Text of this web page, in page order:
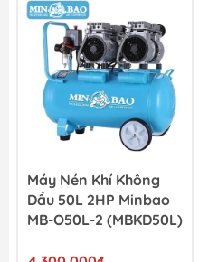
Máy Nén Khí Không
Dầu 50L 2HP Minbao
MB-O50L-2 (MBKD50L)